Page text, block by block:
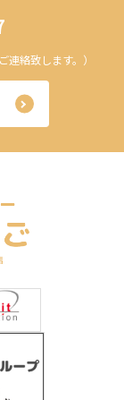
絡致します。）